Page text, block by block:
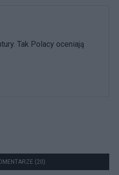
Tak Polacy oceniają
(20)